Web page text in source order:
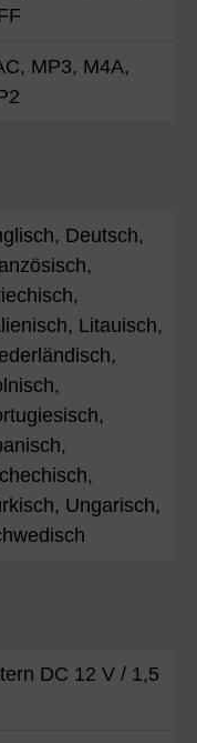
MP3, M4A,
Deutsch,
Litauisch,
Ungarisch,
DC 12 V / 1,5